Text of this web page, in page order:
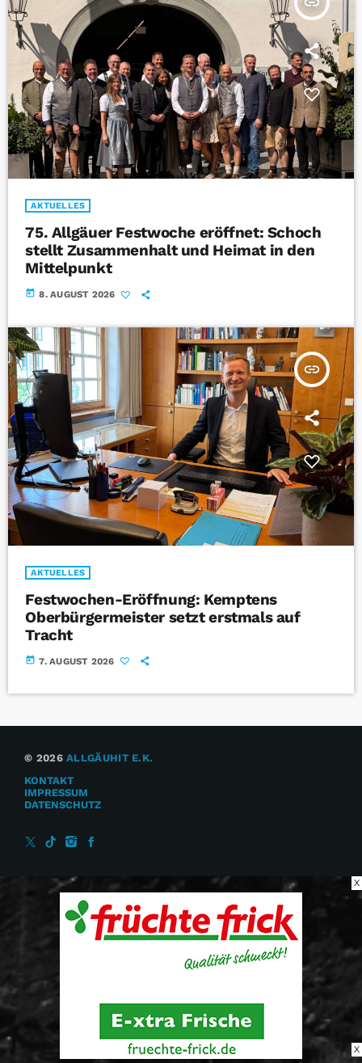
AKTUELLES
75. Allgäuer Festwoche eröffnet: Schoch
stellt Zusammenhalt und Heimat in den
Mittelpunkt
today 8. AUGUST 2026
insert_link
AKTUELLES
Festwochen-Eröffnung: Kemptens
Oberbürgermeister setzt erstmals auf
Tracht
today 7. AUGUST 2026
© 2026ALLGÄUHIT E.K.
KONTAKT
IMPRESSUM
DATENSCHUTZ
X
X